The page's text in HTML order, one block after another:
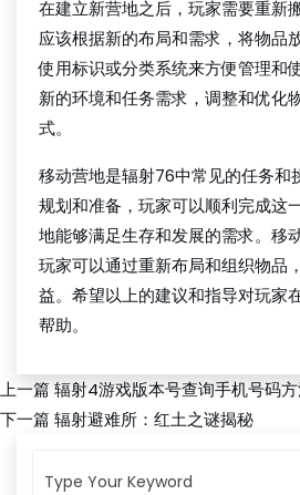
在建立新营地之后，玩家需要重新
应该根据新的布局和需求，将物品
使用标识或分类系统来方便管理和
新的环境和任务需求，调整和优化
式。
移动营地是辐射76中常见的任务和
规划和准备，玩家可以顺利完成这
地能够满足生存和发展的需求。移
玩家可以通过重新布局和组织物品
益。希望以上的建议和指导对玩家
帮助。
上一篇辐射4游戏版本号查询手机号码
下一篇 辐射避难所：红土之谜揭秘